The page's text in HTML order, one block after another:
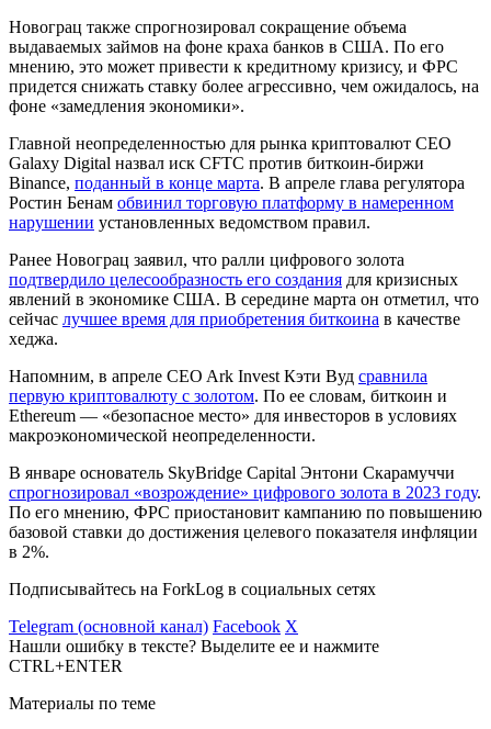
Новограц также спрогнозировал сокращение объема
выдаваемых займов на фоне краха банков в США. По его
мнению, это может привести к кредитному кризису, и ФРС
придется снижать ставку более агрессивно, чем ожидалось, на
фоне «замедления экономики».
Главной неопределенностью для рынка криптовалют CEO
Galaxy Digital назвал иск CFTC против биткоин-биржи
Binance, поданный в конце марта. В апреле глава регулятора
Ростин Бенам обвинил торговую платформу в намеренном
нарушении установленных ведомством правил.
Ранее Новограц заявил, что ралли цифрового золота
подтвердило целесообразность его создания для кризисных
явлений в экономике США. В середине марта он отметил, что
сейчас лучшее время для приобретения биткоина в качестве
хеджа.
Напомним, в апреле CEO Ark Invest Кэти Вуд сравнила
первую криптовалюту с золотом. По ее словам, биткоин и
Ethereum — «безопасное место» для инвесторов в условиях
макроэкономической неопределенности.
В январе основатель SkyBridge Capital Энтони Скарамуччи
спрогнозировал «возрождение» цифрового золота в 2023 году.
По его мнению, ФРС приостановит кампанию по повышению
базовой ставки до достижения целевого показателя инфляции
в 2%.
Подписывайтесь на ForkLog в социальных сетях
Telegram (основной канал) Facebook X
Нашли ошибку в тексте? Выделите ее и нажмите
CTRL+ENTER
Материалы по теме